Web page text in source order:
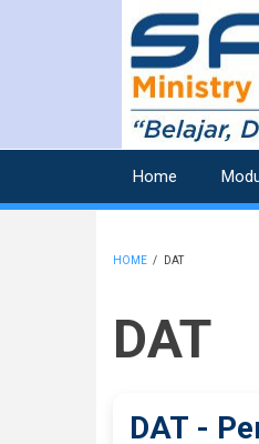
Home
HOME / DAT
DAT
DAT -